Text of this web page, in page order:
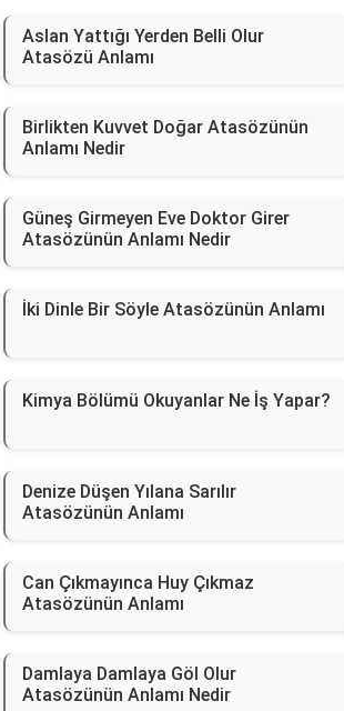
Aslan Yattığı Yerden Belli Olur
Atasözü Anlamı
Birlikten Kuvvet Doğar Atasözünün
Anlamı Nedir
Güneş Girmeyen Eve Doktor Girer
Atasözünün Anlamı Nedir
İki Dinle Bir Söyle Atasözünün Anlamı
Kimya Bölümü Okuyanlar Ne İş Yapar?
Denize Düşen Yılana Sarılır
Atasözünün Anlamı
Can Çıkmayınca Huy Çıkmaz
Atasözünün Anlamı
Damlaya Damlaya Göl Olur
Atasözünün Anlamı Nedir